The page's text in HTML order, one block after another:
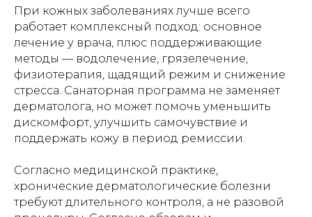
При кожных заболеваниях лучше всего
работает комплексный подход: основное
лечение у врача, плюс поддерживающие
методы — водолечение, грязелечение,
физиотерапия, щадящий режим и снижение
стресса. Санаторная программа не заменяет
дерматолога, но может помочь уменьшить
дискомфорт, улучшить самочувствие и
поддержать кожу в период ремиссии.
Согласно медицинской практике,
хронические дерматологические болезни
требуют длительного контроля, а не разовой